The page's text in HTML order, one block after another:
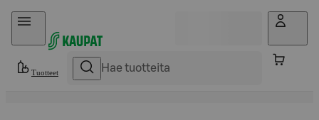
Hyppää sisältöön
Tuotteet